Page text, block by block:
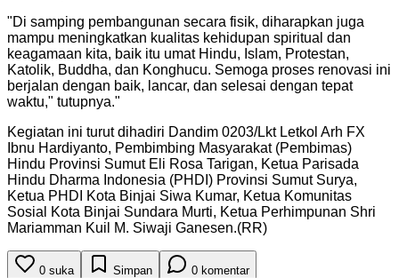
"Di samping pembangunan secara fisik, diharapkan juga
mampu meningkatkan kualitas kehidupan spiritual dan
keagamaan kita, baik itu umat Hindu, Islam, Protestan,
Katolik, Buddha, dan Konghucu. Semoga proses renovasi ini
berjalan dengan baik, lancar, dan selesai dengan tepat
waktu," tutupnya."
Kegiatan ini turut dihadiri Dandim 0203/Lkt Letkol Arh FX
Ibnu Hardiyanto, Pembimbing Masyarakat (Pembimas)
Hindu Provinsi Sumut Eli Rosa Tarigan, Ketua Parisada
Hindu Dharma Indonesia (PHDI) Provinsi Sumut Surya,
Ketua PHDI Kota Binjai Siwa Kumar, Ketua Komunitas
Sosial Kota Binjai Sundara Murti, Ketua Perhimpunan Shri
Mariamman Kuil M. Siwaji Ganesen.(RR)
0 suka Simpan 0 komentar